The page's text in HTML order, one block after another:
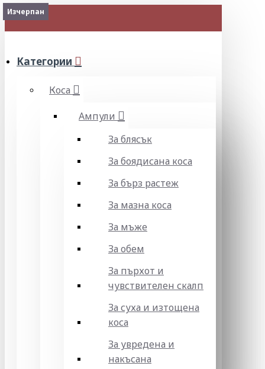
МЕНЮ
Категории
Коса
Ампули
За блясък
За боядисана коса
За бърз растеж
За мазна коса
За мъже
За обем
За пърхот и
чувствителен скалп
За суха и изтощена
коса
За увредена и
накъсана
Изчерпан
Изчерпан
Изчерпан
Изчерпан
Изчерпан
Изчерпан